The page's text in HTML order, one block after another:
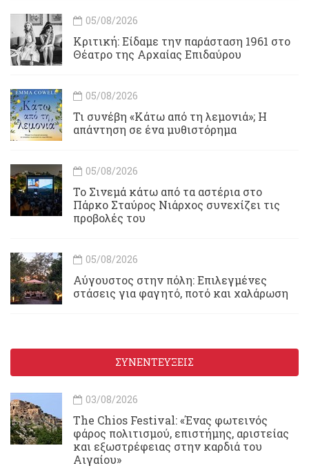
05/08/2026
Κριτική: Είδαμε την παράσταση 1961 στο
Θέατρο της Αρχαίας Επιδαύρου
05/08/2026
Τι συνέβη «Κάτω από τη λεμονιά»; Η
απάντηση σε ένα μυθιστόρημα
05/08/2026
To Σινεμά κάτω από τα αστέρια στο
Πάρκο Σταύρος Νιάρχος συνεχίζει τις
προβολές του
05/08/2026
Αύγουστος στην πόλη: Επιλεγμένες
στάσεις για φαγητό, ποτό και χαλάρωση
ΣΥΝΕΝΤΕΥΞΕΙΣ
03/08/2026
Τhe Chios Festival: «Ένας φωτεινός
φάρος πολιτισμού, επιστήμης, αριστείας
και εξωστρέφειας στην καρδιά του
Αιγαίου»